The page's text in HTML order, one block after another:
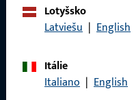
Lotyšsko
Latviešu | English
Itálie
Italiano | English